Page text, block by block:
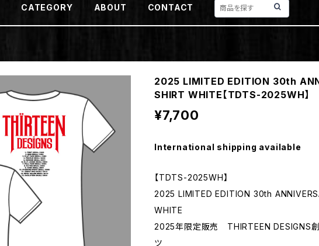
CATEGORY ABOUT CONTACT
2025 LIMITED EDITION 30th
SHIRT WHITE【TDTS-2025WH】
¥7,700
International shipping available
【TDTS-2025WH】
2025 LIMITED EDITION 30th
WHITE
2025年限定販売 THIRTEEN DESIGNS
ツ